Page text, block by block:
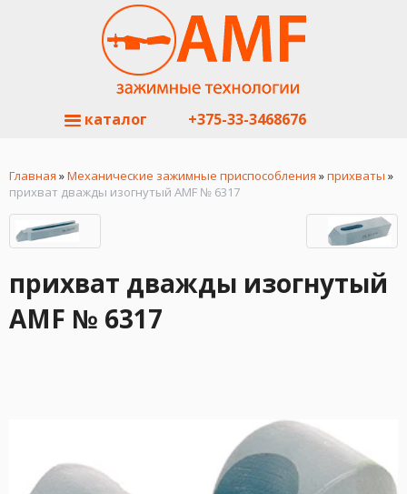
каталог +375-33-3468676
Главная »Механические зажимные приспособления »прихваты »
прихват дважды изогнутый AMF № 6317
прихват дважды изогнутый
AMF № 6317